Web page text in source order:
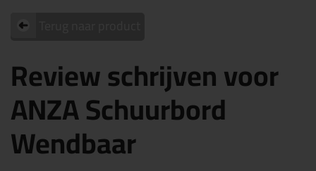
Review schrijven voor
ANZA Schuurbord
Wendbaar